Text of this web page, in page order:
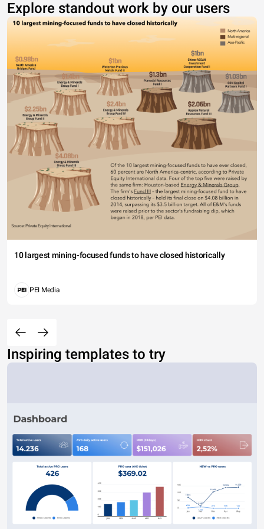
Explore standout work by our users
10 largest mining-focused funds to have closed historically
PEI Media
Inspiring templates to try